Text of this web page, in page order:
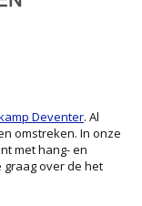
Deventer. Al
omstreken. In onze
met hang- en
over de het